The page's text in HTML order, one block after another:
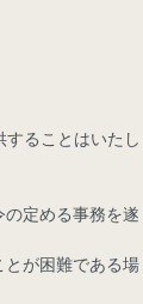
ることはいたし
定める事務を遂
とが困難である場